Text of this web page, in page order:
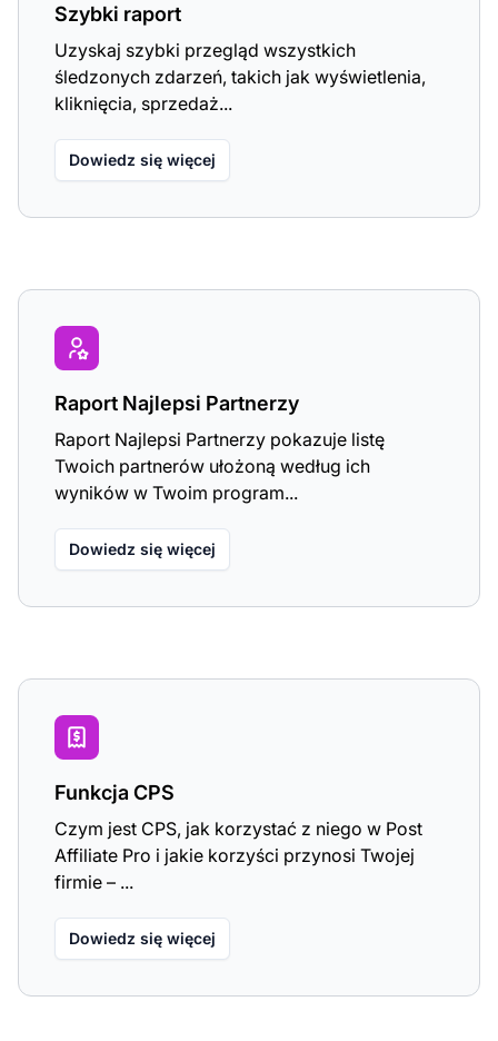
Szybki raport
Uzyskaj szybki przegląd wszystkich
śledzonych zdarzeń, takich jak wyświetlenia,
kliknięcia, sprzedaż...
Dowiedz się więcej
Raport Najlepsi Partnerzy
Raport Najlepsi Partnerzy pokazuje listę
Twoich partnerów ułożoną według ich
wyników w Twoim program...
Dowiedz się więcej
Funkcja CPS
Czym jest CPS, jak korzystać z niego w Post
Affiliate Pro i jakie korzyści przynosi Twojej
firmie – ...
Dowiedz się więcej